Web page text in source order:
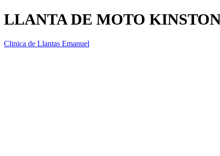
LLANTA DE MOTO
Clinica de Llantas Emanuel